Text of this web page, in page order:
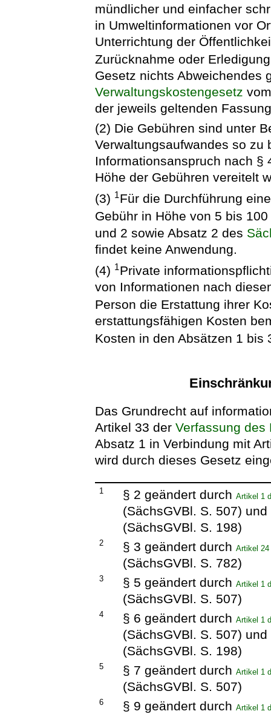
mündlicher und einfacher
in Umweltinformationen vor
Unterrichtung der
Zurücknahme oder
Gesetz nichts Abweichendes
Verwaltungskostengesetz
der jeweils geltenden
(2) Die Gebühren sind unter
Verwaltungsaufwandes so zu
Informationsanspruch nach §
Höhe der Gebühren vereitelt
(3) 1Für die Durchführung
Gebühr in Höhe von 5 bis
und 2 sowie Absatz 2 des
findet keine Anwendung.
(4) 1Private
von Informationen nach
Person die Erstattung ihrer
erstattungsfähigen Kosten
Kosten in den Absätzen 1 bis
Das Grundrecht auf
Artikel 33 derVerfassung des
Absatz 1 in Verbindung mit
wird durch dieses Gesetz
1 § 2 geändert durchArtikel 1
(SächsGVBl. S. 507)
(SächsGVBl. S. 198)
2 § 3 geändert durchArtikel
(SächsGVBl. S. 782)
3 § 5 geändert durchArtikel 1
(SächsGVBl. S. 507)
4 § 6 geändert durchArtikel 1
(SächsGVBl. S. 507)
(SächsGVBl. S. 198)
5 § 7 geändert durchArtikel 1
(SächsGVBl. S. 507)
6 § 9 geändert durchArtikel 1